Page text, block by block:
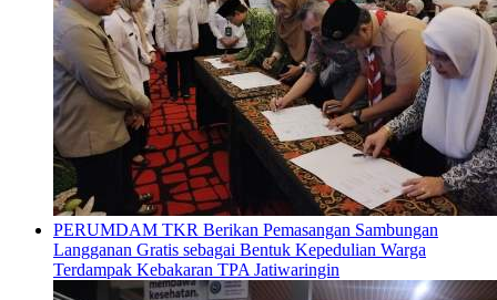
PERUMDAM TKR Berikan Pemasangan Sambungan
Langganan Gratis sebagai Bentuk Kepedulian Warga
Terdampak Kebakaran TPA Jatiwaringin